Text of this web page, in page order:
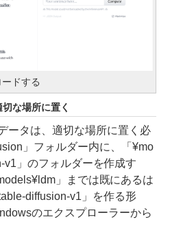
ドする
な場所に置く
ータは、適切な場所に置く必
」フォルダー内に、「¥mo
」のフォルダーを作成す
」までは既にあるは
diffusion-v1」を作る形
のエクスプローラーから